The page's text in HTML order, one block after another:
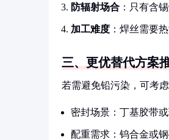
防辐射场合 ：只有含
加工难度 ：焊丝需要
三、更优替代方案
若需避免铅污染，可考
密封场景：丁基胶带
配重需求：钨合金或